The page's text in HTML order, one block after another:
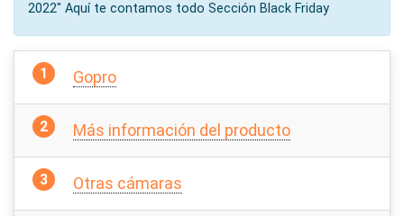
2022″ Aquí te contamos todo Sección Black Friday
Gopro
Más información del producto
Otras cámaras